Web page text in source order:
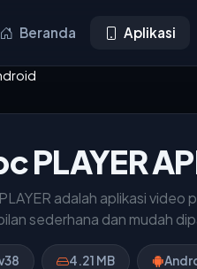
Beranda Aplikasi
PLAYER
adalah aplikasi
sederhana dan mudah
4.21 MB